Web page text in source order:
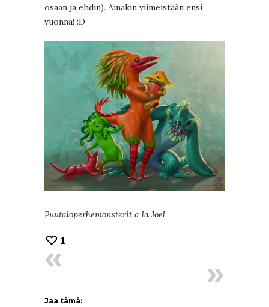
osaan ja ehdin). Ainakin viimeistään ensi
vuonna! :D
Puutaloperhemonsterit a la Joel
1
Jaa tämä: